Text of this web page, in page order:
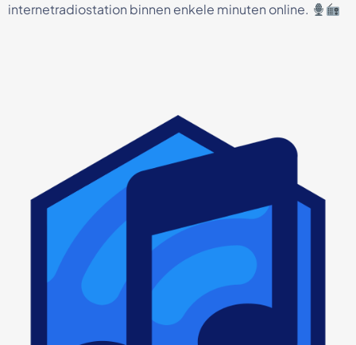
internetradiostation binnen enkele minuten online.